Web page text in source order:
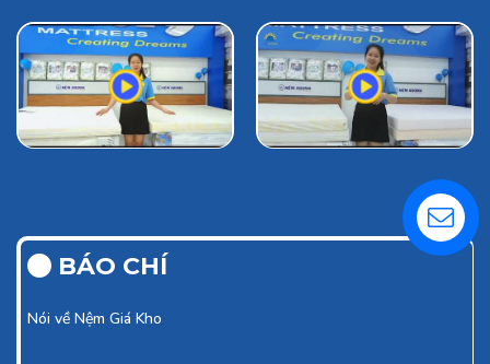
BÁO CHÍ
Nói về Nệm Giá Kho
Liên hệ